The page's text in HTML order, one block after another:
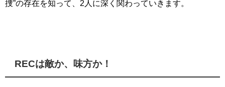
捜”の存在を知って、2人に深く関わっていきます。
RECは敵か、味方か！